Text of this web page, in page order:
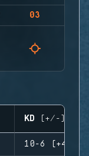
03
KD (+/-)
10-6 (+4)